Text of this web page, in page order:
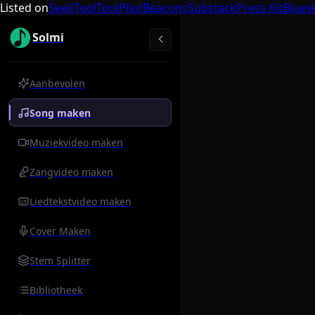
Listed onSeekToolToolPilotBeaconsSubstackPress Kit
Solmi
Aanbevolen
Song maken
Muziekvideo maken
Zangvideo maken
Liedtekstvideo maken
Cover Maken
Stem Splitter
Bibliotheek